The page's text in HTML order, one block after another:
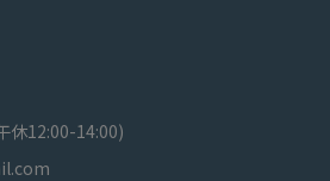
休12:00-14:00)